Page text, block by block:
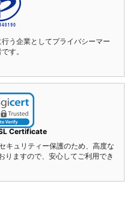
う企業としてプライバシーマー
す。
Certificate
キュリティー保護のため、高度な
りますので、安心してご利用でき